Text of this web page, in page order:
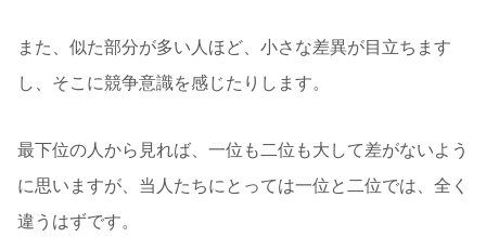
また、似た部分が多い人ほど、小さな差異が目立ちます
し、そこに競争意識を感じたりします。
最下位の人から見れば、一位も二位も大して差がないよう
に思いますが、当人たちにとっては一位と二位では、全く
違うはずです。